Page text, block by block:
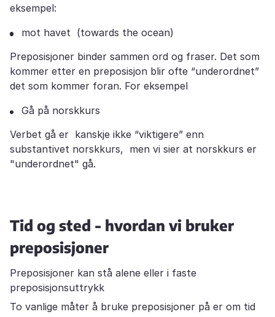
eksempel:
mot havet (towards the ocean)
Preposisjoner binder sammen ord og fraser. Det som
kommer etter en preposisjon blir ofte “underordnet”
det som kommer foran. For eksempel
Gå på norskkurs
Verbet gå er kanskje ikke “viktigere” enn
substantivet norskkurs, men vi sier at norskkurs er
"underordnet" gå.
Tid og sted - hvordan vi bruker
preposisjoner
Preposisjoner kan stå alene eller i faste
preposisjonsuttrykk
To vanlige måter å bruke preposisjoner på er om tid